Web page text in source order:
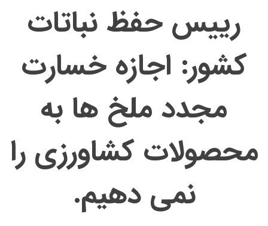
رییس حفظ نباتات
کشور: اجازه خسارت
مجدد ملخ ها به
محصولات كشاورزی را
نمی دهیم.